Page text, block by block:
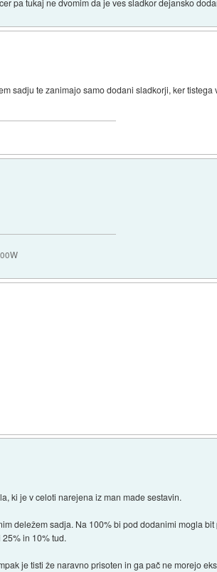
sadju te zanimajo samo dodani sladkorji, ker
ki je v celoti narejena iz man made sestavin.
deležem sadja. Na 100% bi pod dodanimi mogla
in 10% tud.
je tisti že naravno prisoten in ga pač ne morejo